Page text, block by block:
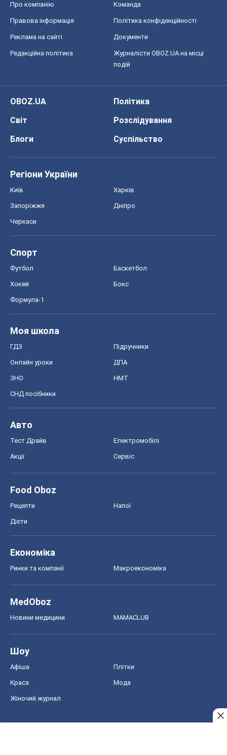
Про компанію Команда
Правова інформація Політика конфіденційності
Реклама на сайті Документи
Редакційна політика
Журналісти OBOZ.UA на місці
подій
OBOZ.UA
Політика
Світ
Розслідування
Блоги
Суспільство
Регіони України
Київ Харків
Запоріжжя Дніпро
Черкаси
Спорт
Футбол Баскетбол
Хокей Бокс
Формула-1
Моя школа
ГДЗ Підручники
Онлайн уроки ДПА
ЗНО НМТ
СНД посібники
Авто
Тест Драйв Електромобілі
Акції Сервіс
Food Oboz
Рецепти Напої
Дієти
Економіка
Ринки та компанії Макроекономіка
MedOboz
Новини медицини MAMACLUB
Шоу
Афіша Плітки
Краса Мода
Жіночий журнал